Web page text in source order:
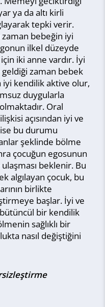
ya da altı kirli
tepki verir.
zaman bebeğin iyi
ilkel düzeyde
iki anne vardır. İyi
zaman bebek
kendilik aktive olur,
duygularla
Oral
açısından iyi ve
bu durumu
şeklinde bölme
çocuğun egosunun
beklenir. Bu
algılayan çocuk, bu
birlikte
başlar. İyi ve
bir kendilik
sağlıklı bir
nasıl değiştiğini